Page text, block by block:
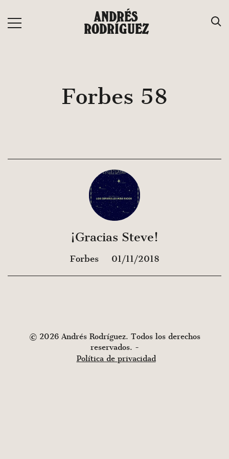
contenido
ANDRÉS
RODRÍGUEZ
Forbes 58
¡Gracias Steve!
Forbes 01/11/2018
© 2026 Andrés Rodríguez. Todos los derechos
reservados. -
Política de privacidad